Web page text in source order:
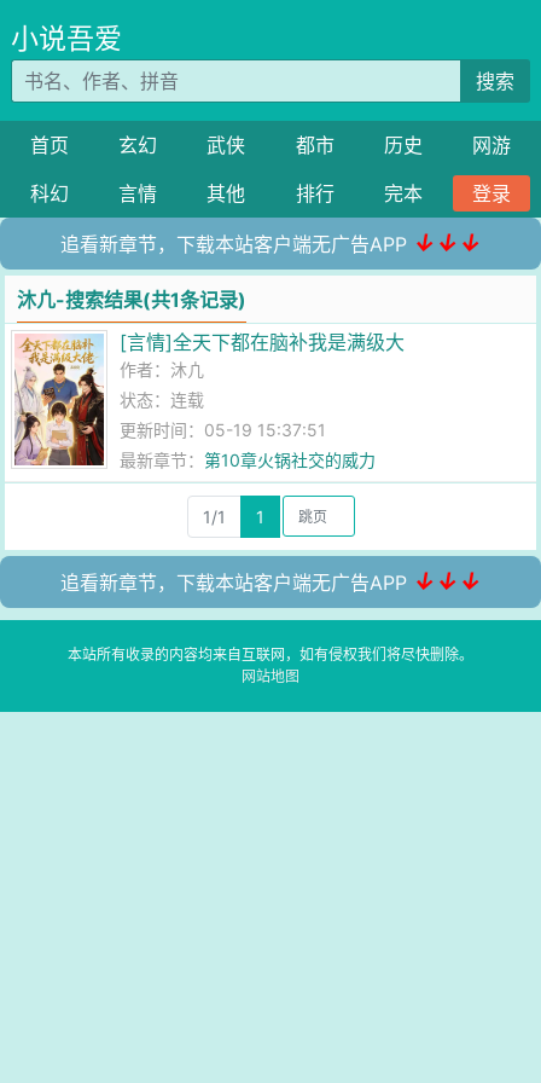
小说吾爱
搜索
首页 玄幻 武侠 都市 历史
网游
科幻
言情 其他 排行 完本 登录
追看新章节，下载本站客户端无广告APP ↓↓↓
沐凣-搜索结果(共1条记录)
[言情]全天下都在脑补我是满级大
作者： 沐凣
状态：连载
更新时间：05-19 15:37:51
最新章节：第10章火锅社交的威力
1/1 1
追看新章节，下载本站客户端无广告APP ↓↓↓
本站所有收录的内容均来自互联网，如有侵权我们将尽快删除。
网站地图